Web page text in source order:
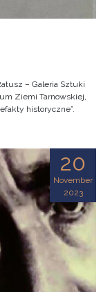
– Galeria Sztuki
Ziemi Tarnowskiej,
historyczne”.
20
November
2023